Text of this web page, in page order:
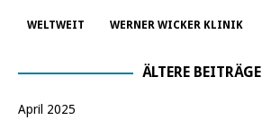
WELTWEIT WERNER WICKER KLINIK
ÄLTERE BEITRÄGE
April 2025